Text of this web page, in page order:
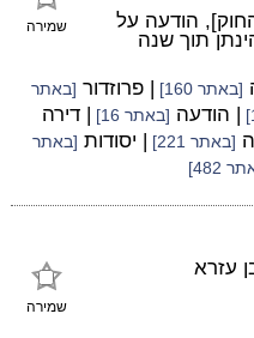
שמירה
הודעה על
תוך שנה
[באתר 160] | פרוזדור [באתר
| הודעה [באתר 16] | דירה
[באתר 221] | יסודות [באתר
482]
שמירה
עזרא